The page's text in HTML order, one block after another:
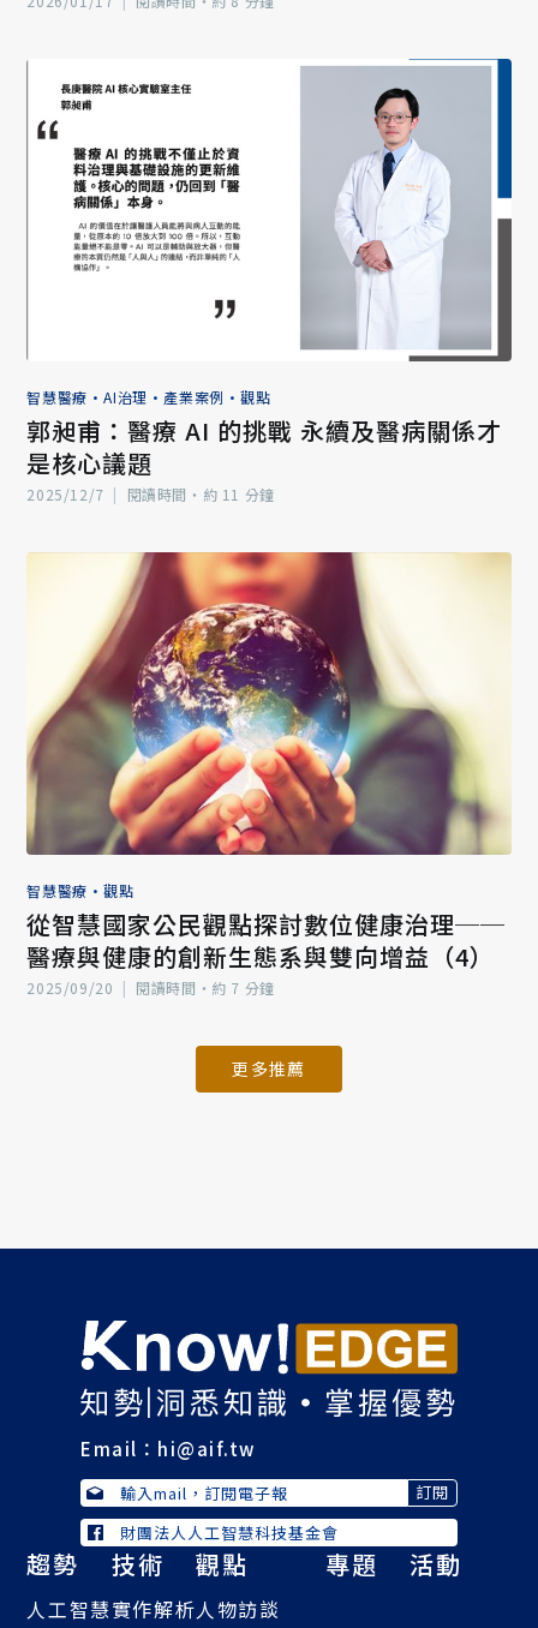
智慧醫療 •AI治理 • 產業案例 •觀點
郭昶甫：醫療 AI 的挑戰 永續及醫病關係才
是核心議題
2025/12/7 | 閱讀時間‧約 11 分鐘
智慧醫療 •觀點
從智慧國家公民觀點探討數位健康治理──
醫療與健康的創新生態系與雙向增益（4）
2025/09/20 | 閱讀時間‧約 7 分鐘
更多推薦
Email： hi@aif.tw
財團法人人工智慧科技基金會
趨勢
人工智慧
技術
實作解析
觀點
人物訪談
專題 活動